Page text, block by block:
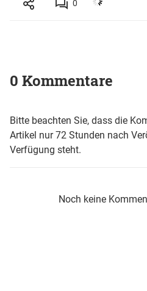
0
0 Kommentare
Bitte beachten Sie, dass die
Artikel nur 72 Stunden nach
Verfügung steht.
Noch keine